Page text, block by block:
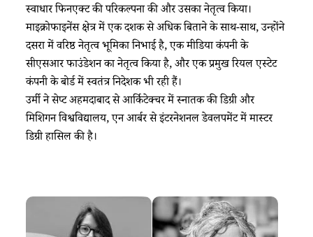
स्वाधार फिनएक्ट की परिकल्पना की और उसका नेतृत्व किया।
माइक्रोफाइनेंस क्षेत्र में एक दशक से अधिक बिताने के साथ-साथ, उन्होंने
दसरा में वरिष्ठ नेतृत्व भूमिका निभाई है, एक मीडिया कंपनी के
सीएसआर फाउंडेशन का नेतृत्व किया है, और एक प्रमुख रियल एस्टेट
कंपनी के बोर्ड में स्वतंत्र निदेशक भी रही हैं।
उर्मी ने सेप्ट अहमदाबाद से आर्किटेक्चर में स्नातक की डिग्री और
मिशिगन विश्वविद्यालय, एन आर्बर से इंटरनेशनल डेवलपमेंट में मास्टर
डिग्री हासिल की है।